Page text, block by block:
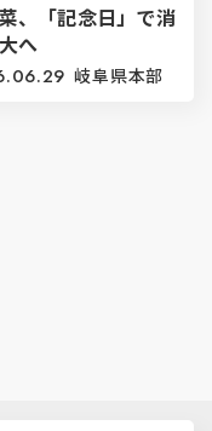
、「記念日」で消
へ
岐阜県本部